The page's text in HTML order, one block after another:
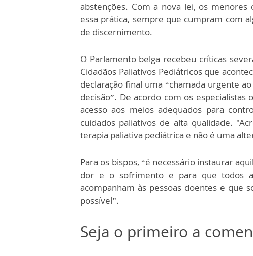
abstenções. Com a nova lei, os
essa prática, sempre que cumpram com
de discernimento.
O Parlamento belga recebeu críticas
Cidadãos Paliativos Pediátricos que
declaração final uma “chamada urgente
decisão”. De acordo com os
acesso aos meios adequados para
cuidados paliativos de alta qualidade.
terapia paliativa pediátrica e não é uma
Para os bispos, “é necessário instaurar
dor e o sofrimento e para que todos
acompanham às pessoas doentes e que
possível”.
Seja o primeiro a